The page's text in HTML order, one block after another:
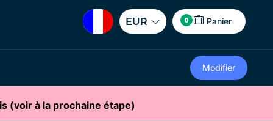
EUR 0 Panier
Modifier
(voir à la prochaine étape)